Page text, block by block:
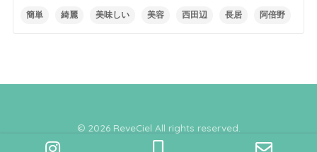
簡単 綺麗 美味しい 美容 西田辺 長居 阿倍野
© 2026 ReveCiel All rights reserved.